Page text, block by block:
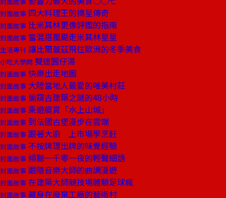
封面故事 四大料理王的摘星傳奇
封面故事 比米其林更像評鑑的指南
封面故事 當混搭風颳走米其林星星
生活專刊 讓比爾蓋茲飛往歐洲的冬季美食
小吃大學問 雙連圓仔湯
封面故事 快樂出走地圖
封面故事 大陸當地人最愛的唯美村莊
封面故事 偷窺古建築之謎的48小時
封面故事 乘遊艇賞「水上山城」
封面故事 到法國古堡漫步在雲端
封面故事 跟著大廚 上市場學烹飪
封面故事 不按牌理出牌的味覺經驗
封面故事 傾聽一千零一夜的輕聲細語
封面故事 跟隨音樂大師的曲調漫遊
封面故事 在建築大師競技場體驗足球瘋
封面故事 藏身在廢棄工廠的藝術村